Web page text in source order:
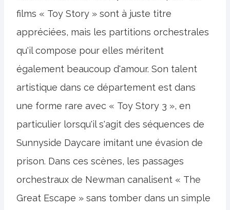
films « Toy Story » sont à juste titre
appréciées, mais les partitions orchestrales
qu'il compose pour elles méritent
également beaucoup d'amour. Son talent
artistique dans ce département est dans
une forme rare avec « Toy Story 3 », en
particulier lorsqu'il s'agit des séquences de
Sunnyside Daycare imitant une évasion de
prison. Dans ces scènes, les passages
orchestraux de Newman canalisent « The
Great Escape » sans tomber dans un simple